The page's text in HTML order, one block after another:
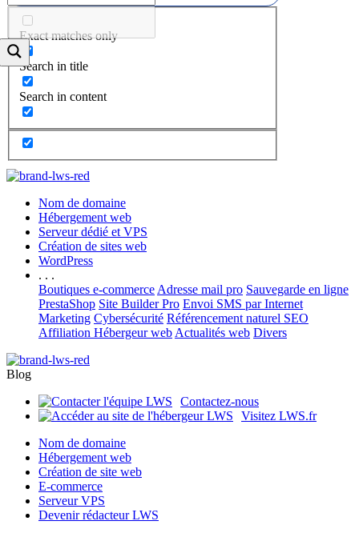
Exact matches only
Search in title
Search in content
Nom de domaine
Hébergement web
Serveur dédié et VPS
Création de sites web
WordPress
. . .
Boutiques e-commerce Adresse mail pro Sauvegarde en ligne
PrestaShop Site Builder Pro Envoi SMS par Internet
Marketing Cybersécurité Référencement naturel SEO
Affiliation Hébergeur web Actualités web Divers
Blog
Contactez-nous
Visitez LWS.fr
Nom de domaine
Hébergement web
Création de site web
E-commerce
Serveur VPS
Devenir rédacteur LWS